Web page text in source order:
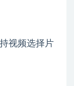
视频选择片